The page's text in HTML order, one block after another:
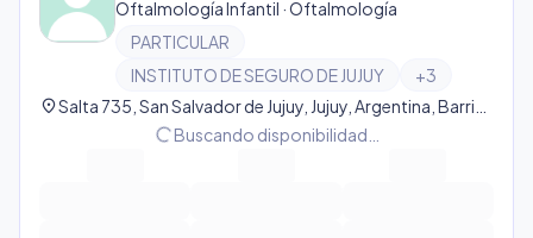
Oftalmología Infantil · Oftalmología
PARTICULAR
INSTITUTO DE SEGURO DE JUJUY
+3
location_on
progress_activityBuscando disponibilidad…